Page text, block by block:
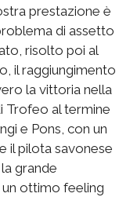
prestazione è
di assetto
risolto poi al
il raggiungimento
la vittoria nella
Trofeo al termine
e Pons, con un
il pilota savonese
grande
ottimo feeling